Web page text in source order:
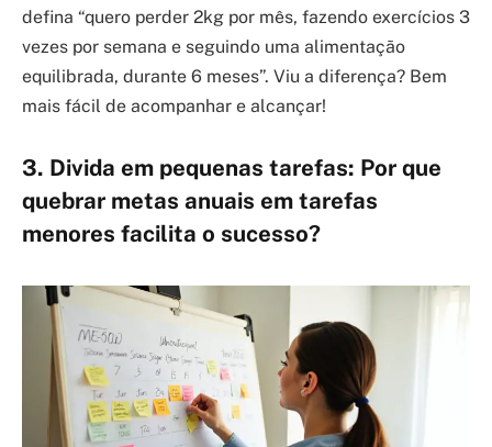
defina “quero perder 2kg por mês, fazendo exercícios 3
vezes por semana e seguindo uma alimentação
equilibrada, durante 6 meses”. Viu a diferença? Bem
mais fácil de acompanhar e alcançar!
3. Divida em pequenas tarefas: Por que
quebrar metas anuais em tarefas
menores facilita o sucesso?